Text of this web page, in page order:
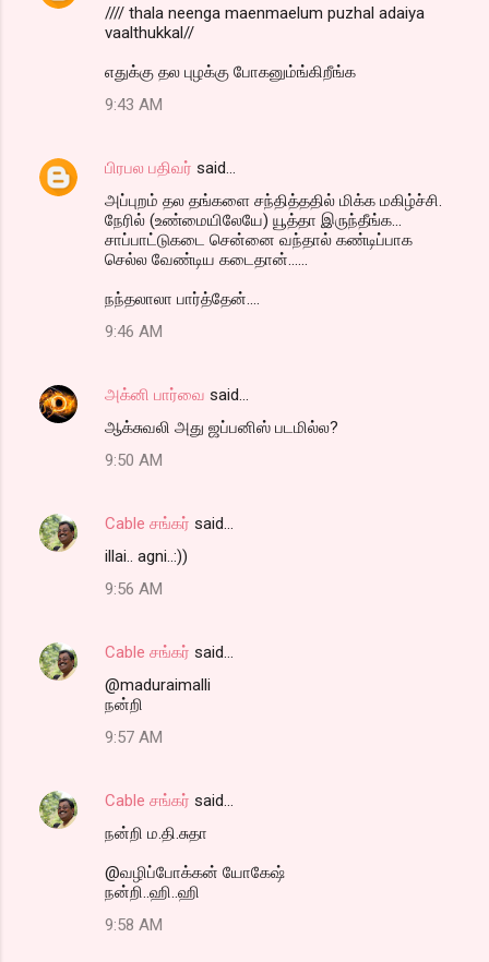
//// thala neenga maenmaelum puzhal adaiya
vaalthukkal//
எதுக்கு தல புழக்கு போகனும்ங்கிறீங்க‌
9:43 AM
பிரபல பதிவர் said…
அப்புறம் தல தங்களை சந்தித்ததில் மிக்க மகிழ்ச்சி.
நேரில் (உண்மையிலேயே) யூத்தா இருந்தீங்க...
சாப்பாட்டுகடை சென்னை வந்தால் கண்டிப்பாக
செல்ல வேண்டிய கடைதான்......
நந்தலாலா பார்த்தேன்....
9:46 AM
அக்னி பார்வை said…
ஆக்சுவலி அது ஜப்பனிஸ் படமில்ல?
9:50 AM
Cable சங்கர் said…
illai.. agni..:))
9:56 AM
Cable சங்கர் said…
@maduraimalli
நன்றி
9:57 AM
Cable சங்கர் said…
நன்றி ம.தி.சுதா
@வழிப்போக்கன் யோகேஷ்
நன்றி..ஹி..ஹி
9:58 AM